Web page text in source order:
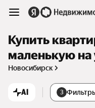
Купить
маленькую
Новосибирск
AI 3